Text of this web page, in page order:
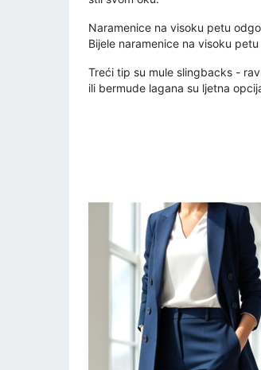
Naramenice na visoku petu
Bijele naramenice na visoku
Treći tip su mule slingbacks -
ili bermude lagana su ljetna